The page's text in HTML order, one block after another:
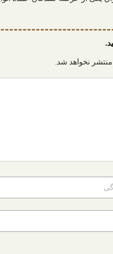
نخواهد شد.